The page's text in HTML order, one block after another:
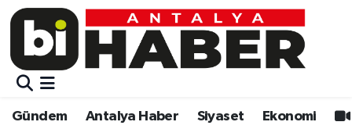
Gündem Antalya Haber Siyaset Ekonomi
Gündem
Gündem
Muratpaşa Nöbetçi Eczaneler